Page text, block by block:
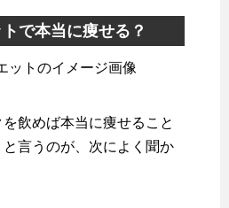
で本当に痩せる？
飲めば本当に痩せること
言うのが、次によく聞か